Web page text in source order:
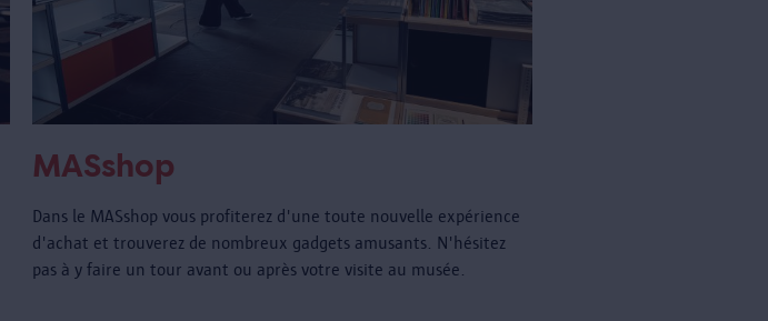
MASshop
Dans le MASshop vous profiterez d'une toute nouvelle expérience
d'achat et trouverez de nombreux gadgets amusants. N'hésitez
pas à y faire un tour avant ou après votre visite au musée.